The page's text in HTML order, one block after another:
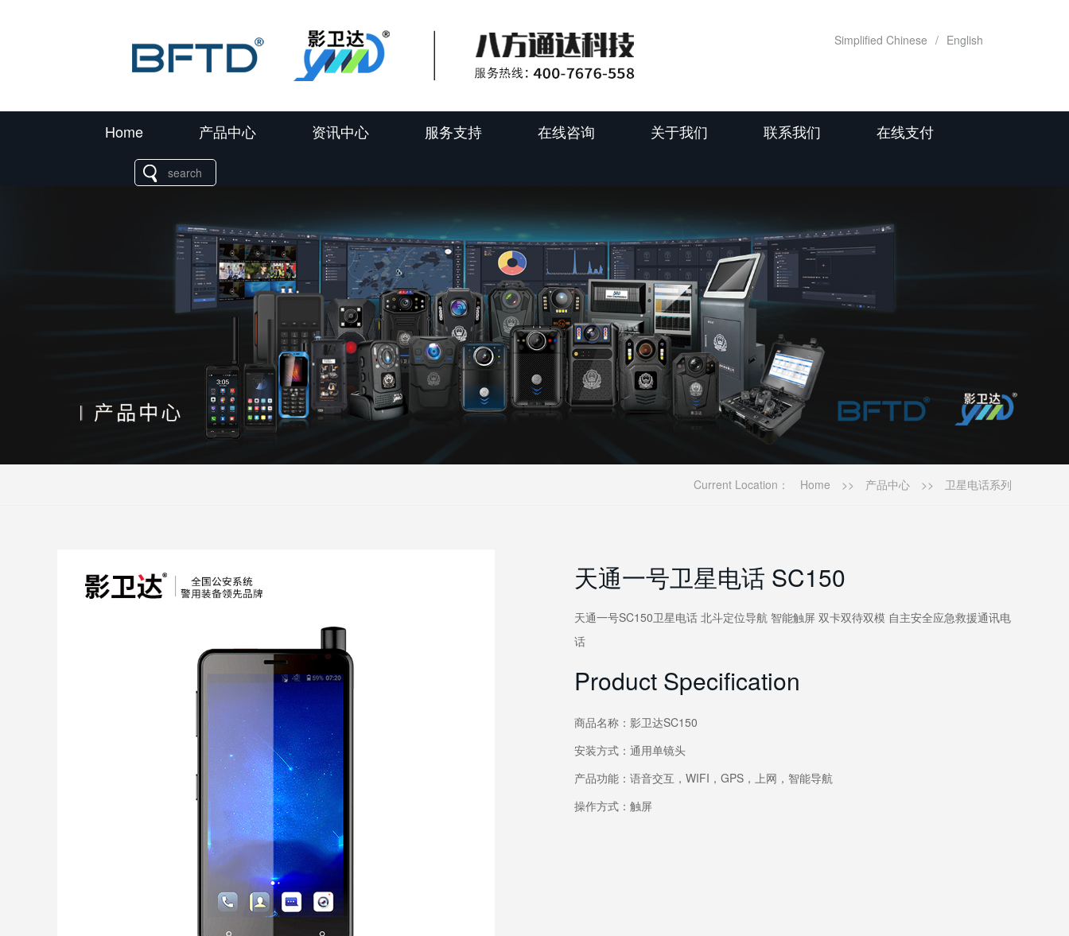
Simplified Chinese / English
Home 产品中心 资讯中心 服务支持 在线咨询 关于我们 联系我们 在线支付
Current Location： Home >> 产品中心 >> 卫星电话系列
天通一号卫星电话 SC150
天通一号SC150卫星电话 北斗定位导航 智能触屏 双卡双待双模 自主安全应急救援通讯电
话
Product Specification
商品名称：影卫达SC150
安装方式：通用单镜头
产品功能：语音交互，WIFI，GPS，上网，智能导航
操作方式：触屏